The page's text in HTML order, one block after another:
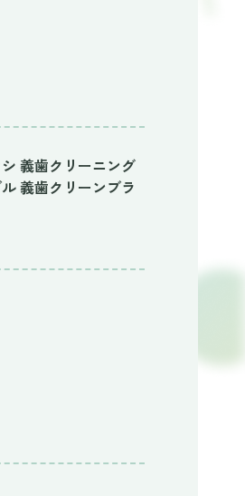
義歯クリーニング
義歯クリーンブラ